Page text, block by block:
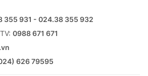
355 931 - 024.38 355 932
0988 671 671
626 79595